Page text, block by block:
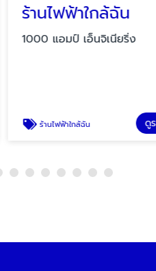
ร้านไฟฟ้าใกล้ฉัน
1000 แอมป์ เอ็นจิเนียริ่ง
ร้านไฟฟ้าใกล้ฉัน ดู